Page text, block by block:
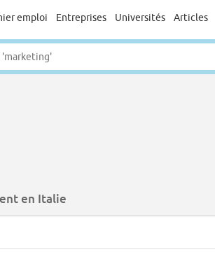
emploi Entreprises Universités Articles
en Italie